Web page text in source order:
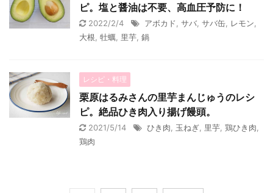
ピ。塩と醤油は不要、高血圧予防に！
2022/2/4 アボカド サバ サバ缶 レモン
大根 牡蠣 里芋 鍋
レシピ・料理
栗原はるみさんの里芋まんじゅうのレシ
ピ。絶品ひき肉入り揚げ饅頭。
2021/5/14 ひき肉 玉ねぎ 里芋 鶏ひき肉
鶏肉